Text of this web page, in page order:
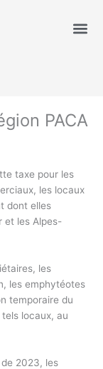
PACA
taxe pour les
les locaux
dont elles
et les Alpes-
les
les emphytéotes
temporaire du
locaux, au
2023, les